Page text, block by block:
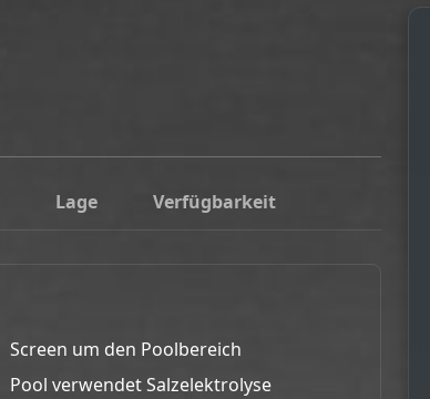
Lage Verfügbarkeit
Screen um den Poolbereich
Pool verwendet Salzelektrolyse